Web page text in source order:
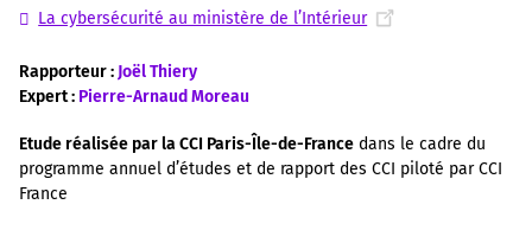
La cybersécurité au ministère de l’Intérieur
Rapporteur : Joël Thiery
Expert : Pierre-Arnaud Moreau
Etude réalisée par la CCI Paris-Île-de-France dans le cadre du
programme annuel d’études et de rapport des CCI piloté par CCI
France